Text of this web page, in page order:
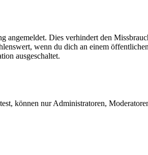
angemeldet. Dies verhindert den
wenn du dich an einem
ausgeschaltet.
können nur Administratoren,